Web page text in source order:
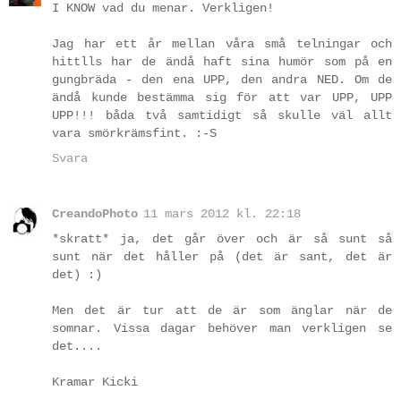
I KNOW vad du menar. Verkligen!
Jag har ett år mellan våra små telningar och
hittlls har de ändå haft sina humör som på en
gungbräda - den ena UPP, den andra NED. Om de
ändå kunde bestämma sig för att var UPP, UPP
UPP!!! båda två samtidigt så skulle väl allt
vara smörkrämsfint. :-S
Svara
CreandoPhoto 11 mars 2012 kl. 22:18
*skratt* ja, det går över och är så sunt så
sunt när det håller på (det är sant, det är
det) :)
Men det är tur att de är som änglar när de
somnar. Vissa dagar behöver man verkligen se
det....
Kramar Kicki